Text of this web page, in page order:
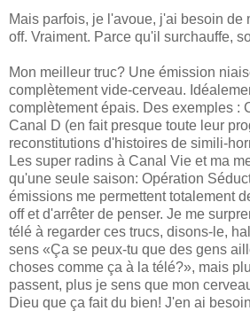
Mais parfois, je l'avoue, j'ai besoin de
off. Vraiment. Parce qu'il surchauffe,
Mon meilleur truc? Une émission
complètement vide-cerveau.
complètement épais. Des exemples :
Canal D (en fait presque toute leur
reconstitutions d'histoires de simili-
Les super radins à Canal Vie et ma
qu'une seule saison: Opération
émissions me permettent totalement
off et d'arrêter de penser. Je me
télé à regarder ces trucs, disons-le,
sens «Ça se peux-tu que des gens
choses comme ça à la télé?», mais
passent, plus je sens que mon
Dieu que ça fait du bien! J'en ai